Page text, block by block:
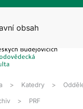
obsah
Katedry
PRF